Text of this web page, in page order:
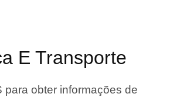
E Transporte
para obter informações de